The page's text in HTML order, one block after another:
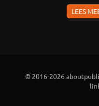
LEES
© 2016-2026